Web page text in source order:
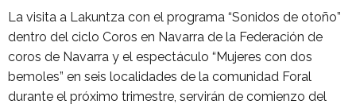
La visita a Lakuntza con el programa “Sonidos de otoño”
dentro del ciclo Coros en Navarra de la Federación de
coros de Navarra y el espectáculo “Mujeres con dos
bemoles” en seis localidades de la comunidad Foral
durante el próximo trimestre, servirán de comienzo del